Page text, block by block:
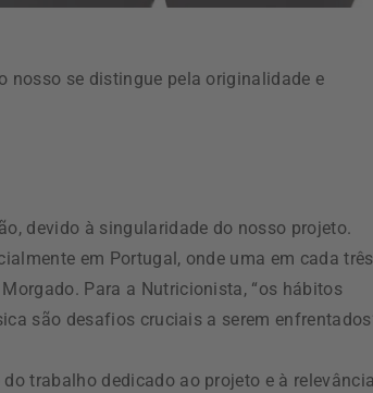
nosso se distingue pela originalidade e
devido à singularidade do nosso projeto.
em Portugal, onde uma em cada três
Para a Nutricionista, “os hábitos
são desafios cruciais a serem
trabalho dedicado ao projeto e à